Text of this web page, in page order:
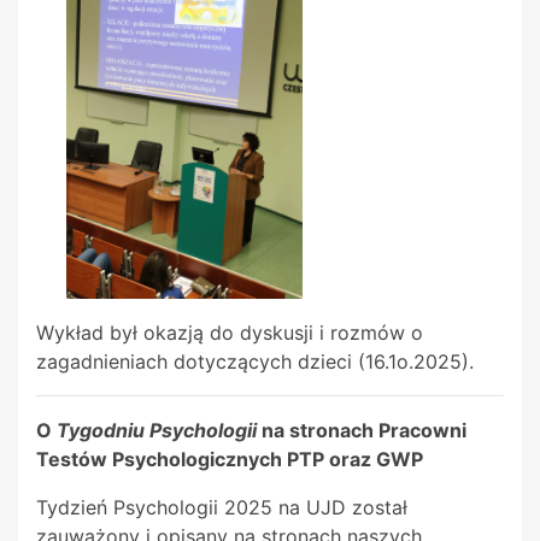
Wykład był okazją do dyskusji i rozmów o
zagadnieniach dotyczących dzieci (16.1o.2025).
O Tygodniu Psychologiina stronach Pracowni
Testów Psychologicznych PTP oraz GWP
Tydzień Psychologii 2025 na UJD został